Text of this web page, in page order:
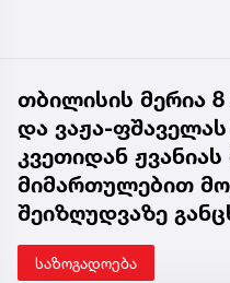
თბილისის მერია 8
და ვაჟა-ფშაველას
კვეთიდან
მიმართულებით
შეიზღუდვაზე
საზოგადოება